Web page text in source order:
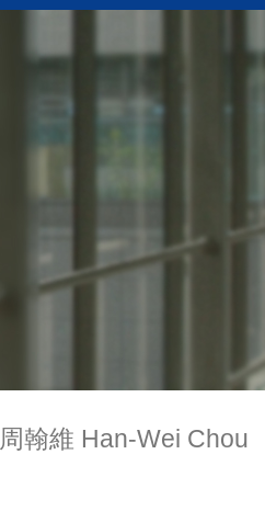
周翰維 Han-Wei Chou